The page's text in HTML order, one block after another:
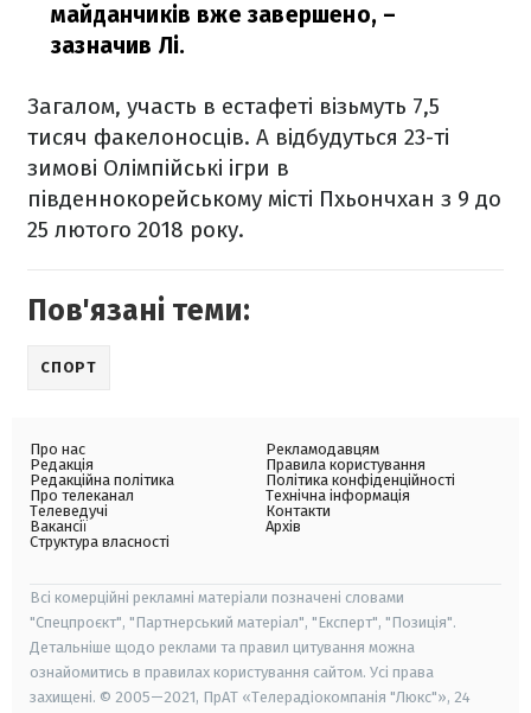
майданчиків вже завершено, –
зазначив Лі.
Загалом, участь в естафеті візьмуть 7,5
тисяч факелоносців. А відбудуться 23-ті
зимові Олімпійські ігри в
південнокорейському місті Пхьончхан з 9 до
25 лютого 2018 року.
Пов'язані теми:
СПОРТ
Про нас
Редакція
Редакційна політика
Про телеканал
Телеведучі
Вакансії
Структура власності
Рекламодавцям
Правила користування
Політика конфіденційності
Технічна інформація
Контакти
Архів
Всі комерційні рекламні матеріали позначені словами
"Спецпроєкт", "Партнерський матеріал", "Експерт", "Позиція".
Детальніше щодо реклами та правил цитування можна
ознайомитись в правилах користування сайтом. Усі права
захищені. © 2005—2021, ПрАТ «Телерадіокомпанія "Люкс"», 24